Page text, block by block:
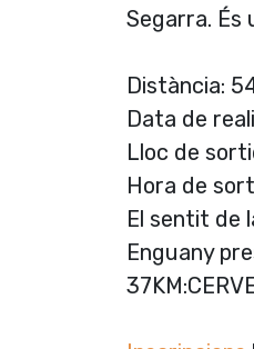
Segarra. És
Distància:
Data de
Lloc de
Hora de
El sentit de
Enguany